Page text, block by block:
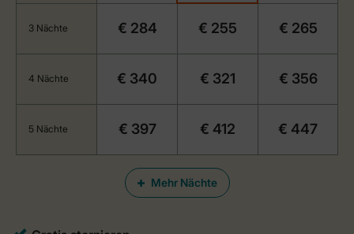
Mehr Nächte
3 Nächte € 284 € 255 € 265
4 Nächte € 340 € 321 € 356
5 Nächte € 397 € 412 € 447